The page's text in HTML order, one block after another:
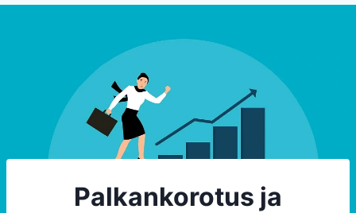
Palkankorotus ja